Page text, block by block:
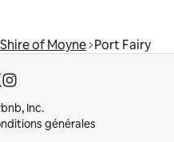
Shire of Moyne Port Fairy
Inc.
générales